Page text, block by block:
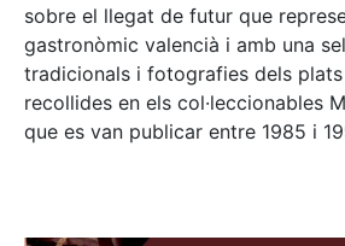
sobre el llegat de futur que
gastronòmic valencià i amb una
tradicionals i fotografies dels
recollides en els col·leccionables
que es van publicar entre 1985 i